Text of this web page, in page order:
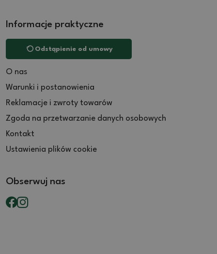
Informacje praktyczne
Odstąpienie od umowy
O nas
Warunki i postanowienia
Reklamacje i zwroty towarów
Zgoda na przetwarzanie danych osobowych
Kontakt
Ustawienia plików cookie
Obserwuj nas